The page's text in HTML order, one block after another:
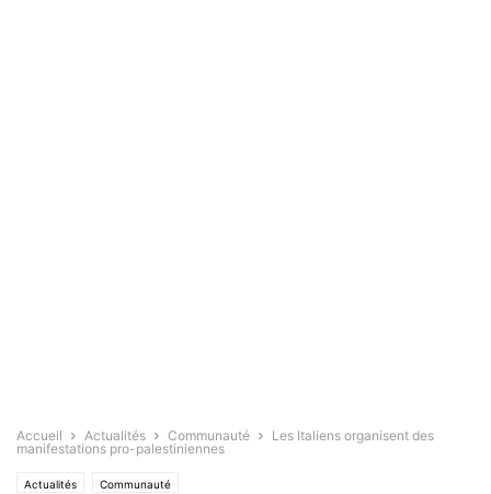
Accueil Actualités Communauté
Les Italiens organisent des
manifestations pro-palestiniennes
Actualités Communauté